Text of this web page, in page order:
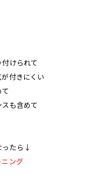
けられて
付きにくい
も含めて
ったら↓
ング